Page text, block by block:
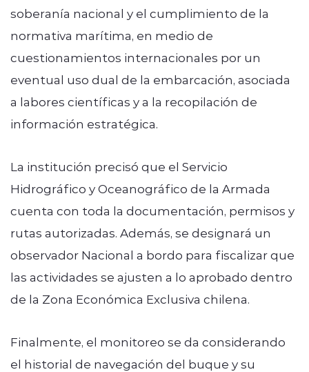
soberanía nacional y el cumplimiento de la
normativa marítima, en medio de
cuestionamientos internacionales por un
eventual uso dual de la embarcación, asociada
a labores científicas y a la recopilación de
información estratégica.
La institución precisó que el Servicio
Hidrográfico y Oceanográfico de la Armada
cuenta con toda la documentación, permisos y
rutas autorizadas. Además, se designará un
observador Nacional a bordo para fiscalizar que
las actividades se ajusten a lo aprobado dentro
de la Zona Económica Exclusiva chilena.
Finalmente, el monitoreo se da considerando
el historial de navegación del buque y su